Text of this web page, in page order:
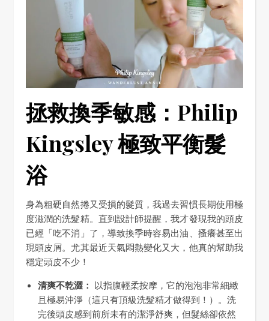
拯救換季敏感：Philip
Kingsley 極致平衡髮
浴
身為粗硬自然捲又受損的髮質，我過去習慣長期使用極
度滋潤的洗髮精。直到設計師提醒，我才發現我的頭皮
已經「吃不消」了，導致換季時容易出油、搔癢甚至出
現頭皮屑。尤其最近天氣悶熱變化又大，他真的幫助我
穩定頭皮不少！
清爽不乾澀： 以指腹輕柔按摩，它的泡泡非常細緻
且極易沖淨（這只有頂級洗髮精才做得到！）。洗
完後頭皮感到前所未有的潔淨舒爽，但髮絲卻依然